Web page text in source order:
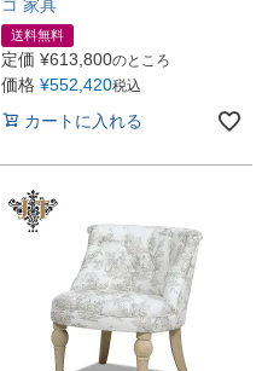
コ 家具
送料無料
定価 ¥613,800のところ
価格 ¥552,420税込
カートに入れる